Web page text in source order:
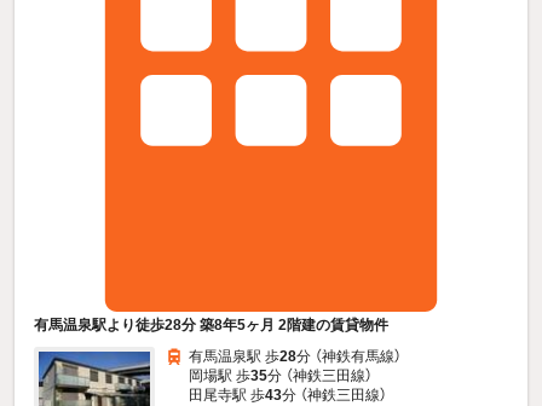
有馬温泉駅より徒歩28分 築8年5ヶ月 2階建の賃貸物件
有馬温泉駅 歩28分 （神鉄有馬線）
岡場駅 歩35分 （神鉄三田線）
田尾寺駅 歩43分 （神鉄三田線）